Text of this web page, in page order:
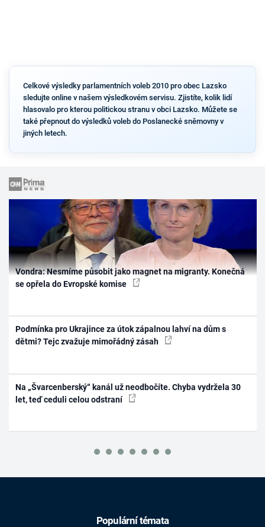
Celkové výsledky parlamentních voleb 2010 pro obec Lazsko
sledujte online v našem výsledkovém servisu. Zjistíte, kolik lidí
hlasovalo pro kterou politickou stranu v obci Lazsko. Můžete se
také přepnout do výsledků voleb do Poslanecké sněmovny v
jiných letech.
Vondra: Nesmíme působit jako magnet na migranty. Konečná
se opřela do Evropské komise
Podmínka pro Ukrajince za útok zápalnou lahví na dům s
dětmi? Tejc zvažuje mimořádný zásah
Na „Švarcenberský“ kanál už neodbočíte. Chyba vydržela 30
let, teď ceduli celou odstraní
Populární témata